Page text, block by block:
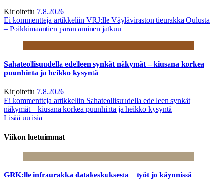
Kirjoitettu 7.8.2026
Ei kommentteja artikkeliin VRJ:lle Väyläviraston tieurakka Oulusta
– Poikkimaantien parantaminen jatkuu
Sahateollisuudella edelleen synkät näkymät – kiusana korkea
puunhinta ja heikko kysyntä
Kirjoitettu 7.8.2026
Ei kommentteja artikkeliin Sahateollisuudella edelleen synkät
näkymät – kiusana korkea puunhinta ja heikko kysyntä
Lisää uutisia
Viikon luetuimmat
GRK:lle infraurakka datakeskuksesta – työt jo käynnissä